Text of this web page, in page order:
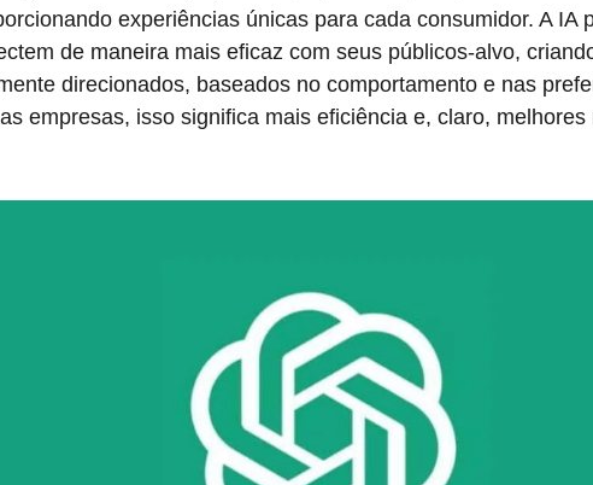
experiências únicas para cada consumidor. A IA
de maneira mais eficaz com seus públicos-alvo,
direcionados, baseados no comportamento e nas
empresas, isso significa mais eficiência e, claro, melhores